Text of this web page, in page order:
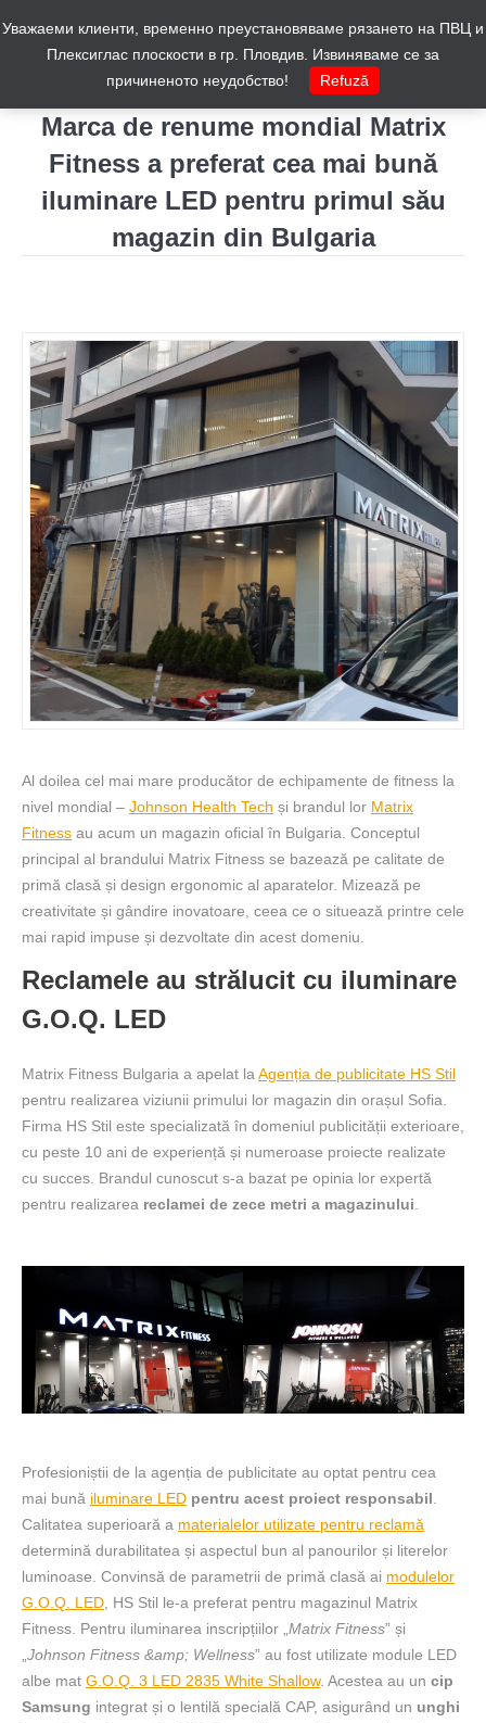
Marca de renume mondial Matrix
Fitness a preferat cea mai bună
iluminare LED pentru primul său
magazin din Bulgaria
Al doilea cel mai mare producător de echipamente de fitness la
nivel mondial – Johnson Health Tech și brandul lor Matrix
Fitness au acum un magazin oficial în Bulgaria. Conceptul
principal al brandului Matrix Fitness se bazează pe calitate de
primă clasă și design ergonomic al aparatelor. Mizează pe
creativitate și gândire inovatoare, ceea ce o situează printre cele
mai rapid impuse și dezvoltate din acest domeniu.
Reclamele au strălucit cu iluminare
G.O.Q. LED
Matrix Fitness Bulgaria a apelat laAgenția de publicitate HS Stil
pentru realizarea viziunii primului lor magazin din orașul Sofia.
Firma HS Stil este specializată în domeniul publicității exterioare,
cu peste 10 ani de experiență și numeroase proiecte realizate
cu succes. Brandul cunoscut s-a bazat pe opinia lor expertă
pentru realizarea reclamei de zece metri a magazinului.
Profesioniștii de la agenția de publicitate au optat pentru cea
mai bună iluminare LED pentru acest proiect responsabil.
Calitatea superioară a materialelor utilizate pentru reclamă
determină durabilitatea și aspectul bun al panourilor și literelor
luminoase. Convinsă de parametrii de primă clasă ai modulelor
G.O.Q. LED, HS Stil le-a preferat pentru magazinul Matrix
Fitness. Pentru iluminarea inscripțiilor „Matrix Fitness” și
„Johnson Fitness &amp; Wellness” au fost utilizate module LED
albe mat G.O.Q. 3 LED 2835 White Shallow. Acestea au un cip
Samsung integrat și o lentilă specială CAP, asigurând un unghi
Уважаеми клиенти, временно преустановяваме рязането на ПВЦ и
Плексиглас плоскости в гр. Пловдив. Извиняваме се за
причиненото неудобство!
Refuză